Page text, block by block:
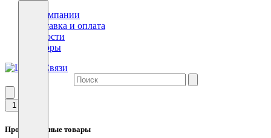
О компании
Доставка и оплата
Новости
Обзоры
1
Просмотренные товары